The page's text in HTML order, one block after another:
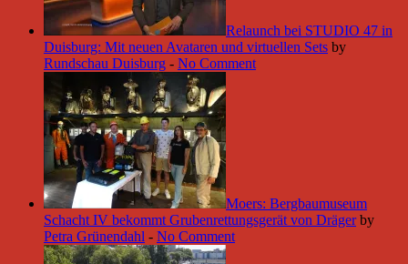
Relaunch bei STUDIO 47 in
Duisburg: Mit neuen Avataren und virtuellen Sets by
Rundschau Duisburg - No Comment
Moers: Bergbaumuseum
Schacht IV bekommt Grubenrettungsgerät von Dräger by
Petra Grünendahl - No Comment